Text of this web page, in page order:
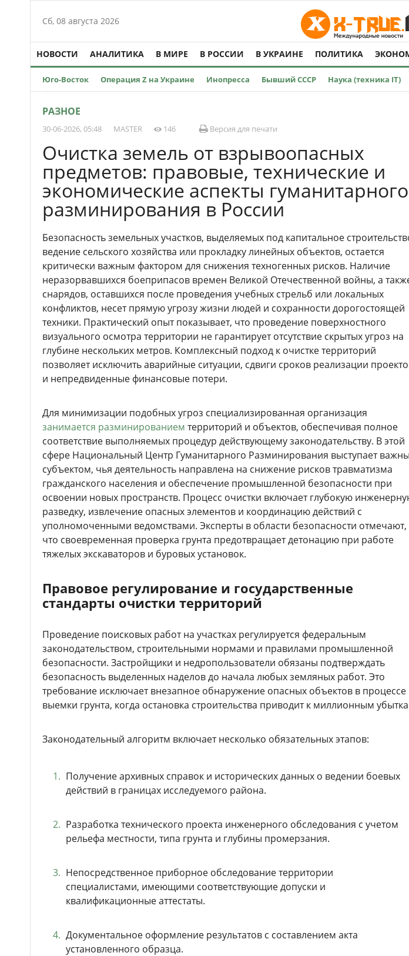
Сб, 08 августа 2026
НОВОСТИ АНАЛИТИКА В МИРЕ В РОССИИ В УКРАИНЕ ПОЛИТИКА
Юго-Восток Операция Z на Украине Инопресса Бывший СССР Наука (техника IT)
РАЗНОЕ
30-06-2026, 05:48 MASTER 146 Версия для печати
Очистка земель от взрывоопасных
предметов: правовые, технические и
экономические аспекты гуманитарного
разминирования в России
Безопасность земельных участков, выделяемых под капитальное
ведение сельского хозяйства или прокладку линейных объектов, остается
критически важным фактором для снижения техногенных рисков. Наличие
неразорвавшихся боеприпасов времен Великой Отечественной войны, а
снарядов, оставшихся после проведения учебных стрельб или локальных
конфликтов, несет прямую угрозу жизни людей и сохранности дорогостоящей
техники. Практический опыт показывает, что проведение поверхностного
визуального осмотра территории не гарантирует отсутствие скрытых угроз на
глубине нескольких метров. Комплексный подход к очистке территорий
позволяет исключить аварийные ситуации, сдвиги сроков реализации
и непредвиденные финансовые потери.
Для минимизации подобных угроз специализированная организация
занимается разминированием территорий и объектов, обеспечивая полное
соответствие выполняемых процедур действующему законодательству. В этой
сфере Национальный Центр Гуманитарного Разминирования выступает
субъектом, чья деятельность направлена на снижение рисков травматизма
гражданского населения и обеспечение промышленной безопасности при
освоении новых пространств. Процесс очистки включает глубокую
разведку, извлечение опасных элементов и координацию действий с
уполномоченными ведомствами. Эксперты в области безопасности отмечают,
что своевременная проверка грунта предотвращает детонацию при работе
тяжелых экскаваторов и буровых установок.
Правовое регулирование и государственные
стандарты очистки территорий
Проведение поисковых работ на участках регулируется федеральным
законодательством, строительными нормами и правилами промышленной
безопасности. Застройщики и недропользователи обязаны подтверждать
безопасность выделенных наделов до начала любых земляных работ. Это
требование исключает внезапное обнаружение опасных объектов в процессе
выемки грунта, когда остановка строительства приводит к миллионным
Законодательный алгоритм включает несколько обязательных этапов:
Получение архивных справок и исторических данных о ведении боевых
действий в границах исследуемого района.
Разработка технического проекта инженерного обследования с учетом
рельефа местности, типа грунта и глубины промерзания.
Непосредственное приборное обследование территории
специалистами, имеющими соответствующие допуски и
квалификационные аттестаты.
Документальное оформление результатов с составлением акта
установленного образца.